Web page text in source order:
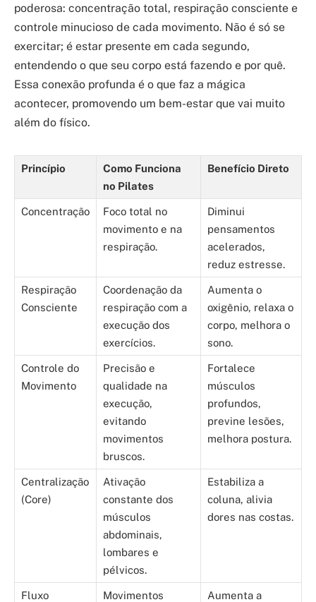
poderosa: concentração total, respiração consciente e
controle minucioso de cada movimento. Não é só se
exercitar; é estar presente em cada segundo,
entendendo o que seu corpo está fazendo e por quê.
Essa conexão profunda é o que faz a mágica
acontecer, promovendo um bem-estar que vai muito
além do físico.
Princípio
Como Funciona
no Pilates
Benefício Direto
Concentração
Foco total no
movimento e na
respiração.
Diminui
pensamentos
acelerados,
reduz estresse.
Respiração
Consciente
Coordenação da
respiração com a
execução dos
exercícios.
Aumenta o
oxigênio, relaxa o
corpo, melhora o
sono.
Controle do
Movimento
Precisão e
qualidade na
execução,
evitando
movimentos
bruscos.
Fortalece
músculos
profundos,
previne lesões,
melhora postura.
Centralização
(Core)
Ativação
constante dos
músculos
abdominais,
lombares e
pélvicos.
Estabiliza a
coluna, alivia
dores nas costas.
Fluxo
Movimentos
Aumenta a